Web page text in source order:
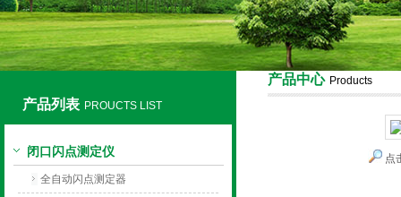
上海旺徐电气有限公司
产品列表 PROUCTS LIST
闭口闪点测定仪
全自动闪点测定器
产品中心 Products
点